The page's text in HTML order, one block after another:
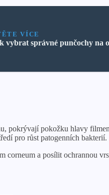
VÍCE
vybrat správné punčochy na
pokrývají pokožku hlavy
pro růst patogenních bakterií.
corneum a posílit ochrannou